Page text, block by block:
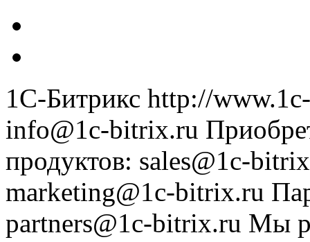
1С-Битрикс http://
info@1c-bitrix.ru
продуктов: sales@1c-
marketing@1c-bitrix.ru
partners@1c-bitrix.ru Мы